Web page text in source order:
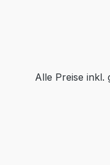
Alle Preise inkl.